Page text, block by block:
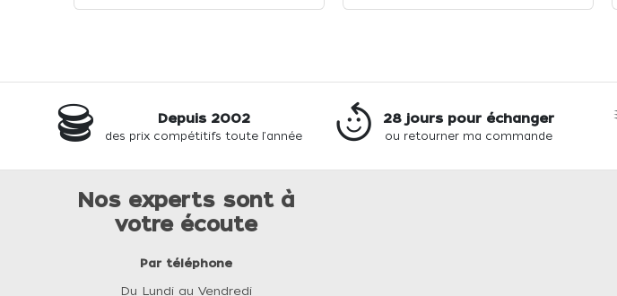
Depuis 2002
des prix compétitifs toute l'année
28 jours pour échanger
ou retourner ma commande
Nos experts sont à
votre écoute
Par téléphone
Du Lundi au Vendredi